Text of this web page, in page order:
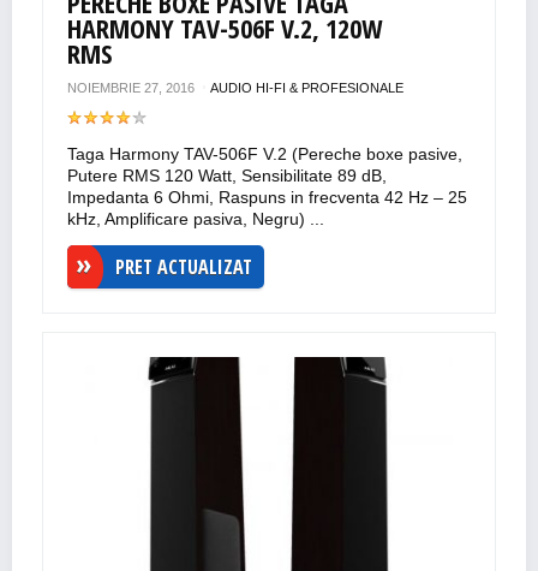
HARMONY TAV-506F V.2, 120W
RMS
NOIEMBRIE 27, 2016 AUDIO HI-FI & PROFESIONALE
Taga Harmony TAV-506F V.2 (Pereche boxe pasive,
Putere RMS 120 Watt, Sensibilitate 89 dB,
Impedanta 6 Ohmi, Raspuns in frecventa 42 Hz – 25
kHz, Amplificare pasiva, Negru) ...
PRET ACTUALIZAT